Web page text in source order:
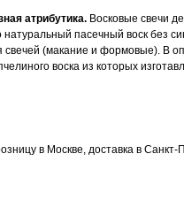
атрибутика. Восковые свечи
пасечный воск без
(макание и формовые). В
воска из которых
в Москве, доставка в